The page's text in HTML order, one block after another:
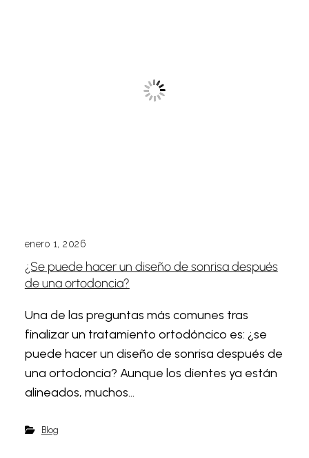
enero 1, 2026
¿Se puede hacer un diseño de sonrisa después
de una ortodoncia?
Una de las preguntas más comunes tras
finalizar un tratamiento ortodóncico es: ¿se
puede hacer un diseño de sonrisa después de
una ortodoncia? Aunque los dientes ya están
alineados, muchos...
Blog